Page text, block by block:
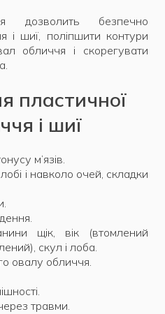
дозволить безпечно
і шиї, поліпшити контури
обличчя і скорегувати
пластичної
і шиї
м’язів.
і навколо очей, складки
щік, вік (втомлений
скул і лоба.
овалу обличчя.
травми.